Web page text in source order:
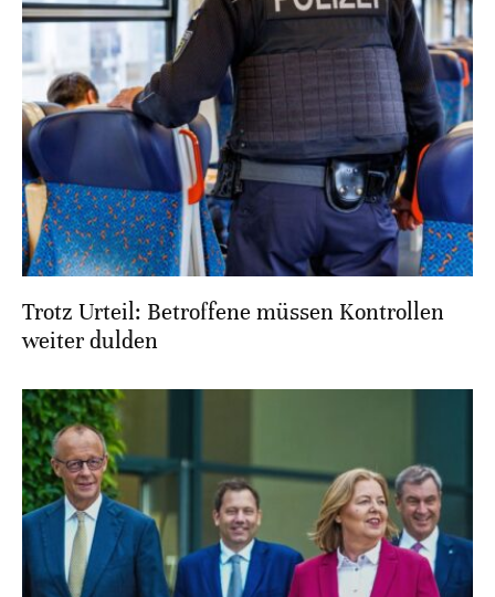
Trotz Urteil: Betroffene müssen Kontrollen
weiter dulden